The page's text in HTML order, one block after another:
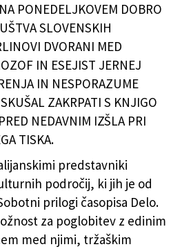
PONEDELJKOVEM DOBRO
SLOVENSKIH
DVORANI MED
IN ESEJIST JERNEJ
IN NESPORAZUME
ZAKRPATI S KNJIGO
NEDAVNIM IZŠLA PRI
TISKA.
predstavniki
področij, ki jih je od
prilogi časopisa Delo.
za poglobitev z edinim
med njimi, tržaškim